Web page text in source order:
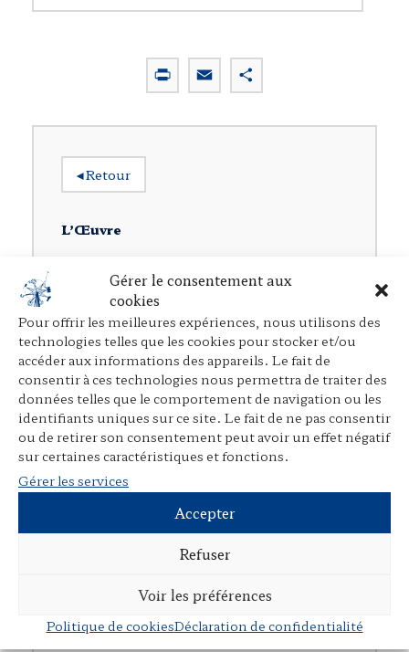
Gérer le consentement aux
cookies
Pour offrir les meilleures expériences, nous utilisons des
technologies telles que les cookies pour stocker et/ou
accéder aux informations des appareils. Le fait de
consentir à ces technologies nous permettra de traiter des
données telles que le comportement de navigation ou les
identifiants uniques sur ce site. Le fait de ne pas consentir
ou de retirer son consentement peut avoir un effet négatif
sur certaines caractéristiques et fonctions.
Gérer les services
Accepter
Refuser
Voir les préférences
Politique de cookiesDéclaration de confidentialité
r
m
a
◂Retour
L’Œuvre
Rubriques
Ouvrages individuels
Direction d’ouvrages collectifs
Participation à des ouvrages collectifs
Articles dans des revues juridiques
Avant-propos, préfaces, postfaces,
comptes rendus
Cours, colloques, conférences, tables
Autres publications